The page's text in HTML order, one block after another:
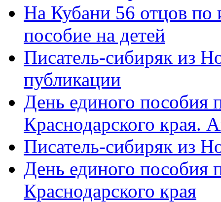
На Кубани 56 отцов по
пособие на детей
Писатель-сибиряк из
публикации
День единого пособия
Краснодарского края.
Писатель-сибиряк из
День единого пособия
Краснодарского края